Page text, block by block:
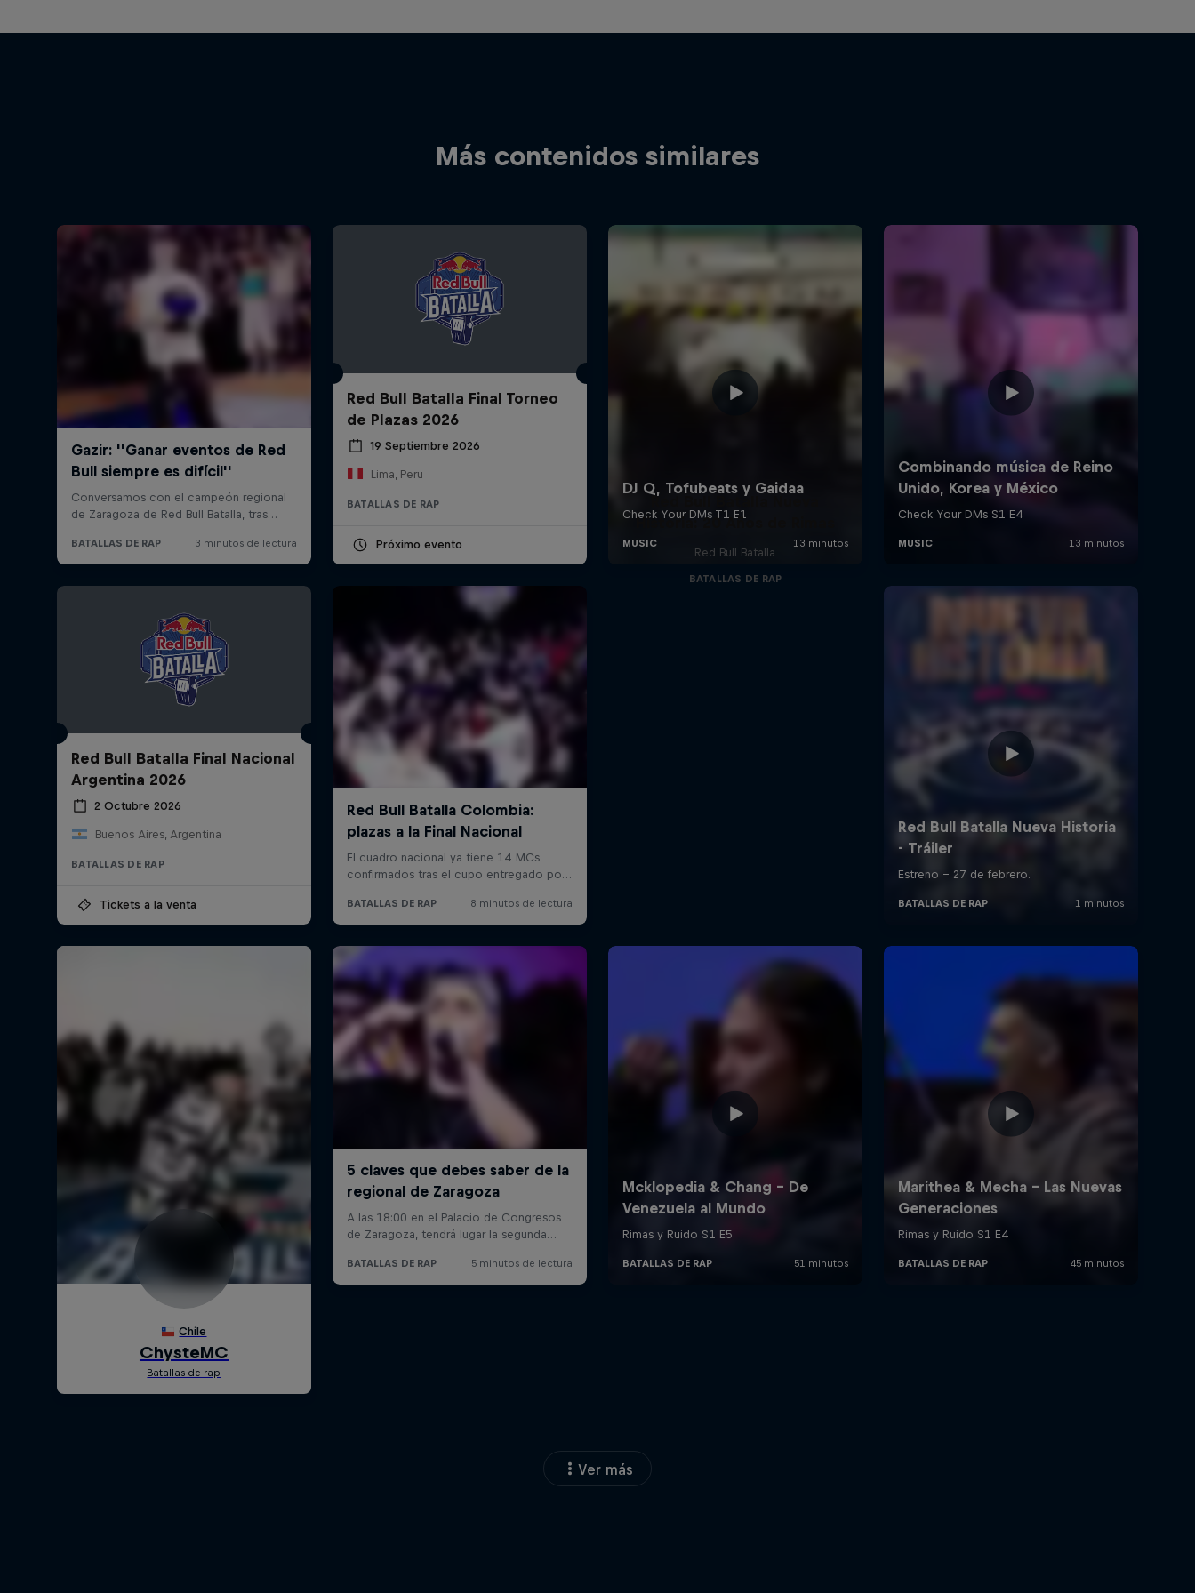
Más contenidos similares
Red Bull Batalla Final Torneo
de Plazas 2026
19 Septiembre 2026
Lima, Peru
BATALLAS DE RAP
Próximo evento
Red Bull Batalla Final Nacional
Argentina 2026
2 Octubre 2026
Buenos Aires, Argentina
BATALLAS DE RAP
Tickets a la venta
Red Bull Batalla Nueva
Historia: 20 Años de Rimas
Red Bull Batalla
BATALLAS DE RAP
Ver más